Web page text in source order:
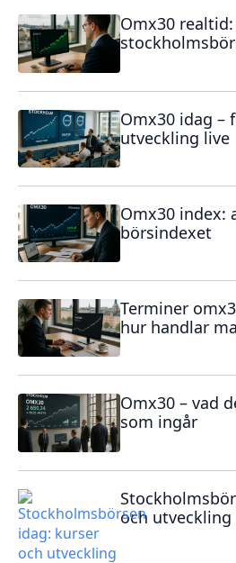
Omx30
Omx30 idag –
utveckling live
Omx30 index:
börsindexet
Terminer
hur handlar
Omx30 – vad
som ingår
och utveckling